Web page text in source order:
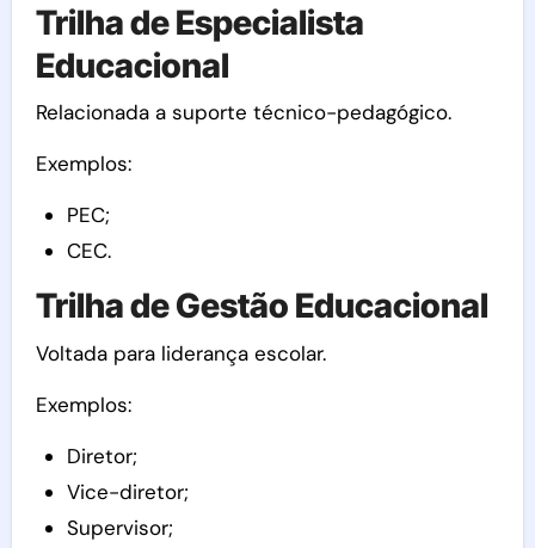
Trilha de Especialista
Educacional
Relacionada a suporte técnico-pedagógico.
Exemplos:
PEC;
CEC.
Trilha de Gestão Educacional
Voltada para liderança escolar.
Exemplos:
Diretor;
Vice-diretor;
Supervisor;